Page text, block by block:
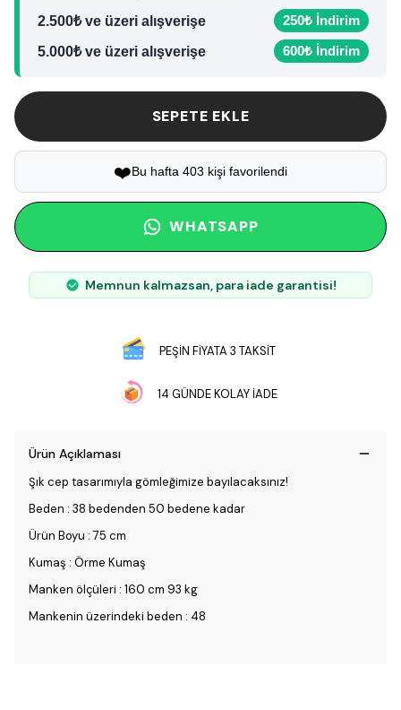
2.500₺ ve üzeri alışverişe 250₺ İndirim
5.000₺ ve üzeri alışverişe 600₺ İndirim
SEPETE EKLE
❤️Bu hafta 403 kişi favorilendi
WHATSAPP
Memnun kalmazsan, para iade garantisi!
PEŞİN FİYATA 3 TAKSİT
14 GÜNDE KOLAY İADE
Ürün Açıklaması
Şık cep tasarımıyla gömleğimize bayılacaksınız!
Beden : 38 bedenden 50 bedene kadar
Ürün Boyu : 75 cm
Kumaş : Örme Kumaş
Manken ölçüleri : 160 cm 93 kg
Mankenin üzerindeki beden : 48